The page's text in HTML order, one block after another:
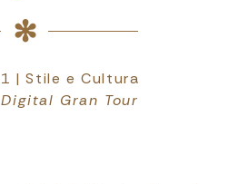
| Stile e Cultura
Gran Tour